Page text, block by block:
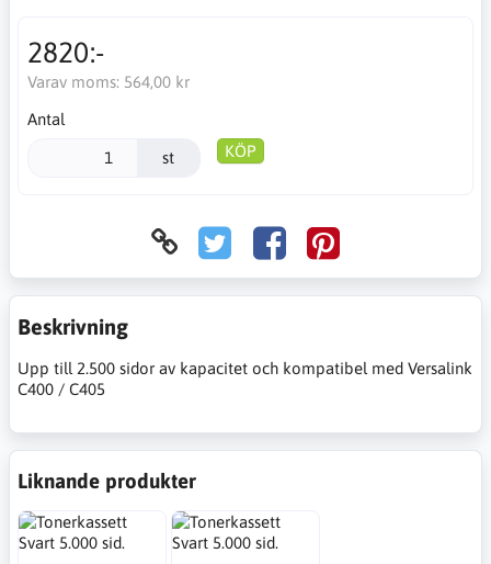
2820:-
Varav moms: 564,00 kr
Antal
st KÖP
Beskrivning
Upp till 2.500 sidor av kapacitet och kompatibel med Versalink
C400 / C405
Liknande produkter